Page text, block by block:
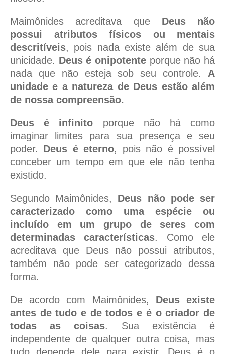
Maimônides acreditava que Deus não
possui atributos físicos ou mentais
descritíveis, pois nada existe além de sua
unicidade. Deus é onipotente porque não há
nada que não esteja sob seu controle. A
unidade e a natureza de Deus estão além
de nossa compreensão.
Deus é infinito porque não há como
imaginar limites para sua presença e seu
poder. Deus é eterno, pois não é possível
conceber um tempo em que ele não tenha
existido.
Segundo Maimônides, Deus não pode ser
caracterizado como uma espécie ou
incluído em um grupo de seres com
determinadas características. Como ele
acreditava que Deus não possui atributos,
também não pode ser categorizado dessa
forma.
De acordo com Maimônides, Deus existe
antes de tudo e de todos e é o criador de
todas as coisas. Sua existência é
independente de qualquer outra coisa, mas